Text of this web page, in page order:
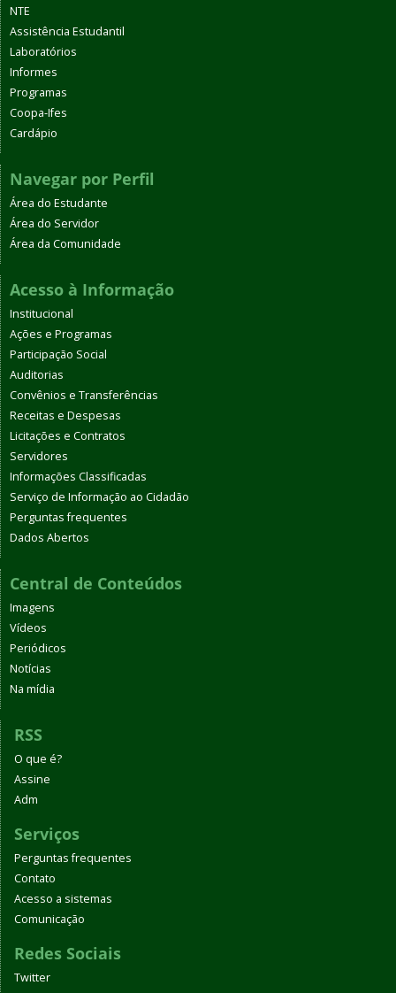
NTE
Assistência Estudantil
Laboratórios
Informes
Programas
Coopa-Ifes
Cardápio
Navegar por Perfil
Área do Estudante
Área do Servidor
Área da Comunidade
Acesso à Informação
Institucional
Ações e Programas
Participação Social
Auditorias
Convênios e Transferências
Receitas e Despesas
Licitações e Contratos
Servidores
Informações Classificadas
Serviço de Informação ao Cidadão
Perguntas frequentes
Dados Abertos
Central de Conteúdos
Imagens
Vídeos
Periódicos
Notícias
Na mídia
RSS
O que é?
Assine
Adm
Serviços
Perguntas frequentes
Contato
Acesso a sistemas
Comunicação
Redes Sociais
Twitter